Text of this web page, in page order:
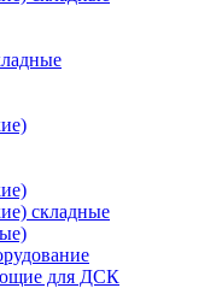
складные
для ДСК